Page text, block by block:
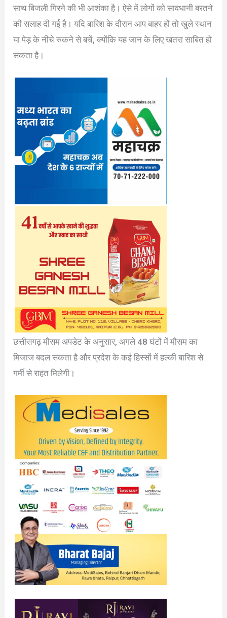
साथ बिजली गिरने की भी आशंका है। ऐसे में लोगों को सावधानी बरतने
की सलाह दी गई है। यदि बारिश के दौरान आप बाहर हों तो खुले स्थान
या पेड़ के नीचे रुकने से बचें, क्योंकि यह जान के लिए खतरा साबित हो
सकता है।
छत्तीसगढ़ मौसम अपडेट के अनुसार, अगले 48 घंटों में मौसम का
मिजाज बदल सकता है और प्रदेश के कई हिस्सों में हल्की बारिश से
गर्मी से राहत मिलेगी।